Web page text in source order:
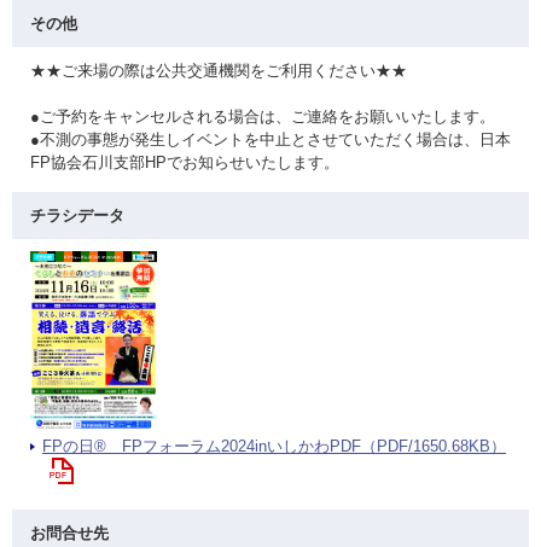
その他
★★ご来場の際は公共交通機関をご利用ください★★
●ご予約をキャンセルされる場合は、ご連絡をお願いいたします。
●不測の事態が発生しイベントを中止とさせていただく場合は、日本
FP協会石川支部HPでお知らせいたします。
チラシデータ
FPの日® FPフォーラム2024inいしかわPDF（PDF/1650.68KB）
お問合せ先